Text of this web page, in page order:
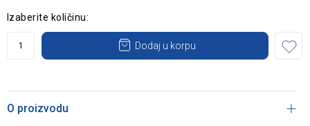
Izaberite količinu:
Dodaj u korpu
O proizvodu